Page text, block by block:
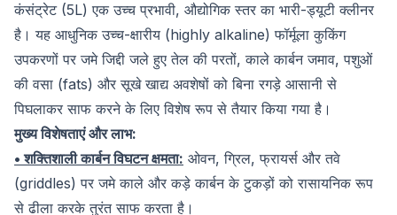
कंसंट्रेट (5L) एक उच्च प्रभावी, औद्योगिक स्तर का भारी-ड्यूटी क्लीनर
है। यह आधुनिक उच्च-क्षारीय (highly alkaline) फॉर्मूला कुकिंग
उपकरणों पर जमे जिद्दी जले हुए तेल की परतों, काले कार्बन जमाव, पशुओं
की वसा (fats) और सूखे खाद्य अवशेषों को बिना रगड़े आसानी से
पिघलाकर साफ करने के लिए विशेष रूप से तैयार किया गया है।
मुख्य विशेषताएं और लाभ:
• शक्तिशाली कार्बन विघटन क्षमता: ओवन, ग्रिल, फ्रायर्स और तवे
(griddles) पर जमे काले और कड़े कार्बन के टुकड़ों को रासायनिक रूप
से ढीला करके तुरंत साफ करता है।